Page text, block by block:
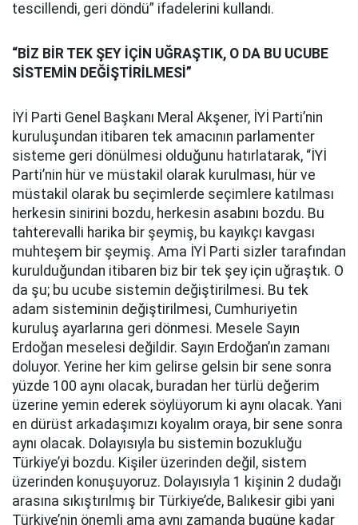
tescillendi, geri döndü” ifadelerini kullandı.
“BİZ BİR TEK ŞEY İÇİN UĞRAŞTIK, O DA BU UCUBE
SİSTEMİN DEĞİŞTİRİLMESİ”
İYİ Parti Genel Başkanı Meral Akşener, İYİ Parti’nin
kuruluşundan itibaren tek amacının parlamenter
sisteme geri dönülmesi olduğunu hatırlatarak, “İYİ
Parti’nin hür ve müstakil olarak kurulması, hür ve
müstakil olarak bu seçimlerde seçimlere katılması
herkesin sinirini bozdu, herkesin asabını bozdu. Bu
tahterevalli harika bir şeymiş, bu kayıkçı kavgası
muhteşem bir şeymiş. Ama İYİ Parti sizler tarafından
kurulduğundan itibaren biz bir tek şey için uğraştık. O
da şu; bu ucube sistemin değiştirilmesi. Bu tek
adam sisteminin değiştirilmesi, Cumhuriyetin
kuruluş ayarlarına geri dönmesi. Mesele Sayın
Erdoğan meselesi değildir. Sayın Erdoğan’ın zamanı
doluyor. Yerine her kim gelirse gelsin bir sene sonra
yüzde 100 aynı olacak, buradan her türlü değerim
üzerine yemin ederek söylüyorum ki aynı olacak. Yani
en dürüst arkadaşımızı koyalım oraya, bir sene sonra
aynı olacak. Dolayısıyla bu sistemin bozukluğu
Türkiye’yi bozdu. Kişiler üzerinden değil, sistem
üzerinden konuşuyoruz. Dolayısıyla 1 kişinin 2 dudağı
arasına sıkıştırılmış bir Türkiye’de, Balıkesir gibi yani
Türkiye’nin önemli ama aynı zamanda bugüne kadar